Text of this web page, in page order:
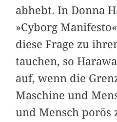
abhebt. In Donna
»Cyborg
diese Frage zu
tauchen, so
auf, wenn die
Maschine und
und Mensch porös